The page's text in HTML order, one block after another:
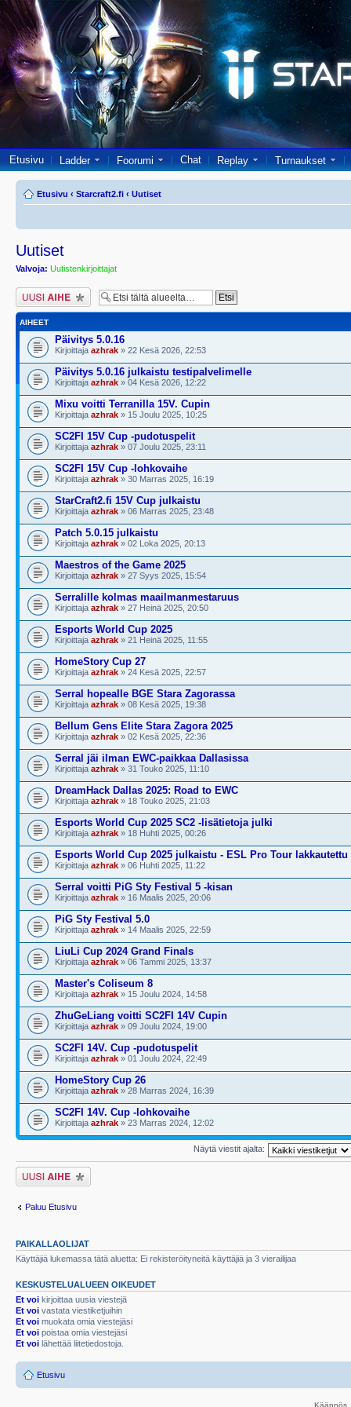
Etusivu Ladder Foorumi Chat Replay Turnaukset
Etusivu ‹ Starcraft2.fi ‹ Uutiset
Uutiset
Valvoja: Uutistenkirjoittajat
Lähetä uusi viesti
AIHEET
Päivitys 5.0.16
Kirjoittaja azhrak » 22 Kesä 2026, 22:53
Päivitys 5.0.16 julkaistu testipalvelimelle
Kirjoittaja azhrak » 04 Kesä 2026, 12:22
Mixu voitti Terranilla 15V. Cupin
Kirjoittaja azhrak » 15 Joulu 2025, 10:25
SC2FI 15V Cup -pudotuspelit
Kirjoittaja azhrak » 07 Joulu 2025, 23:11
SC2FI 15V Cup -lohkovaihe
Kirjoittaja azhrak » 30 Marras 2025, 16:19
StarCraft2.fi 15V Cup julkaistu
Kirjoittaja azhrak » 06 Marras 2025, 23:48
Patch 5.0.15 julkaistu
Kirjoittaja azhrak » 02 Loka 2025, 20:13
Maestros of the Game 2025
Kirjoittaja azhrak » 27 Syys 2025, 15:54
Serralille kolmas maailmanmestaruus
Kirjoittaja azhrak » 27 Heinä 2025, 20:50
Esports World Cup 2025
Kirjoittaja azhrak » 21 Heinä 2025, 11:55
HomeStory Cup 27
Kirjoittaja azhrak » 24 Kesä 2025, 22:57
Serral hopealle BGE Stara Zagorassa
Kirjoittaja azhrak » 08 Kesä 2025, 19:38
Bellum Gens Elite Stara Zagora 2025
Kirjoittaja azhrak » 02 Kesä 2025, 22:36
Serral jäi ilman EWC-paikkaa Dallasissa
Kirjoittaja azhrak » 31 Touko 2025, 11:10
DreamHack Dallas 2025: Road to EWC
Kirjoittaja azhrak » 18 Touko 2025, 21:03
Esports World Cup 2025 SC2 -lisätietoja julki
Kirjoittaja azhrak » 18 Huhti 2025, 00:26
Esports World Cup 2025 julkaistu - ESL Pro Tour lakkautettu
Kirjoittaja azhrak » 06 Huhti 2025, 11:22
Serral voitti PiG Sty Festival 5 -kisan
Kirjoittaja azhrak » 16 Maalis 2025, 20:06
PiG Sty Festival 5.0
Kirjoittaja azhrak » 14 Maalis 2025, 22:59
LiuLi Cup 2024 Grand Finals
Kirjoittaja azhrak » 06 Tammi 2025, 13:37
Master's Coliseum 8
Kirjoittaja azhrak » 15 Joulu 2024, 14:58
ZhuGeLiang voitti SC2FI 14V Cupin
Kirjoittaja azhrak » 09 Joulu 2024, 19:00
SC2FI 14V. Cup -pudotuspelit
Kirjoittaja azhrak » 01 Joulu 2024, 22:49
HomeStory Cup 26
Kirjoittaja azhrak » 28 Marras 2024, 16:39
SC2FI 14V. Cup -lohkovaihe
Kirjoittaja azhrak » 23 Marras 2024, 12:02
Näytä viestit ajalta:
Lähetä uusi viesti
Paluu Etusivu
PAIKALLAOLIJAT
Käyttäjiä lukemassa tätä aluetta: Ei rekisteröityneitä käyttäjiä ja 3 vierailijaa
KESKUSTELUALUEEN OIKEUDET
Et voi kirjoittaa uusia viestejä
Et voi vastata viestiketjuihin
Et voi muokata omia viestejäsi
Et voi poistaa omia viestejäsi
Et voi lähettää liitetiedostoja.
Etusivu